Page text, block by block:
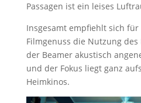
Passagen ist ein leises
Insgesamt empfiehlt sich
Filmgenuss die Nutzung
der Beamer akustisch
und der Fokus liegt ganz
Heimkinos.